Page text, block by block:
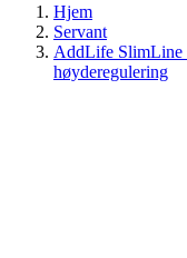
Hjem
Servant
AddLife SlimLine
høyderegulering